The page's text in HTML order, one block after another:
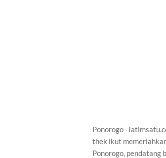
Ponorogo -
thek ikut
Ponorogo, pendatang